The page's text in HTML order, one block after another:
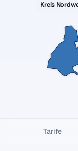
Kreis
Tarife